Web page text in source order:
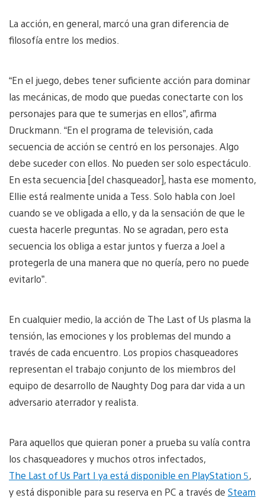
La acción, en general, marcó una gran diferencia de
filosofía entre los medios.
“En el juego, debes tener suficiente acción para dominar
las mecánicas, de modo que puedas conectarte con los
personajes para que te sumerjas en ellos”, afirma
Druckmann. “En el programa de televisión, cada
secuencia de acción se centró en los personajes. Algo
debe suceder con ellos. No pueden ser solo espectáculo.
En esta secuencia [del chasqueador], hasta ese momento,
Ellie está realmente unida a Tess. Solo habla con Joel
cuando se ve obligada a ello, y da la sensación de que le
cuesta hacerle preguntas. No se agradan, pero esta
secuencia los obliga a estar juntos y fuerza a Joel a
protegerla de una manera que no quería, pero no puede
evitarlo”.
En cualquier medio, la acción de The Last of Us plasma la
tensión, las emociones y los problemas del mundo a
través de cada encuentro. Los propios chasqueadores
representan el trabajo conjunto de los miembros del
equipo de desarrollo de Naughty Dog para dar vida a un
adversario aterrador y realista.
Para aquellos que quieran poner a prueba su valía contra
los chasqueadores y muchos otros infectados,
The Last of Us Part I ya está disponible en PlayStation 5,
y está disponible para su reserva en PC a través de Steam